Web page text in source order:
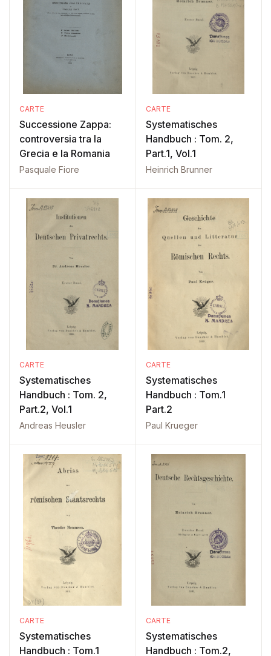
CARTE
Successione Zappa:
controversia tra la
Grecia e la Romania
Pasquale Fiore
CARTE
Systematisches
Handbuch : Tom. 2,
Part.1, Vol.1
Heinrich Brunner
CARTE
Systematisches
Handbuch : Tom. 2,
Part.2, Vol.1
Andreas Heusler
CARTE
Systematisches
Handbuch : Tom.1
Part.2
Paul Krueger
CARTE
Systematisches
Handbuch : Tom.1
CARTE
Systematisches
Handbuch : Tom.2,